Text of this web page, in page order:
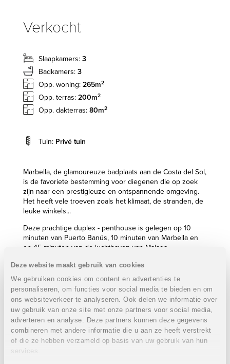
Deze website maakt gebruik van cookies
We gebruiken cookies om content en advertenties te
personaliseren, om functies voor social media te bieden en om
ons websiteverkeer te analyseren. Ook delen we informatie over
uw gebruik van onze site met onze partners voor social media,
adverteren en analyse. Deze partners kunnen deze gegevens
combineren met andere informatie die u aan ze heeft verstrekt
of die ze hebben verzameld op basis van uw gebruik van hun
services.
Verkocht
Slaapkamers: 3
Badkamers: 3
Opp. woning: 265m2
Opp. terras: 200m2
Opp. dakterras: 80m2
Tuin: Privé tuin
Marbella, de glamoureuze badplaats aan de Costa del Sol,
is de favoriete bestemming voor diegenen die op zoek
zijn naar een prestigieuze en ontspannende omgeving.
Het heeft vele troeven zoals het klimaat, de stranden, de
leuke winkels...
Deze prachtige duplex - penthouse is gelegen op 10
minuten van Puerto Banús, 10 minuten van Marbella en
op 45 minuten van de luchthaven van Malaga.
Eigenschappen duplex - penthouse:VERKOCHT
3 Slaapkamers met elk een private badkamer
Bebouwde oppervlakte: 265 m²
Terrassen: 200 m²
Tuin: 180 m²
Dakterras: 80 m²
Eerste verdieping met open woon- en eetkamer
Vloerverwarming